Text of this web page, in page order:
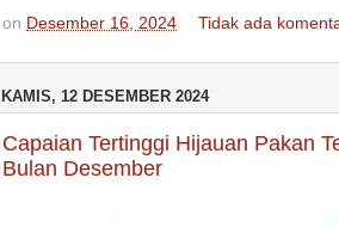
on Desember 16, 2024 Tidak ada
KAMIS, 12 DESEMBER 2024
Capaian Tertinggi Hijauan Pakan
Bulan Desember